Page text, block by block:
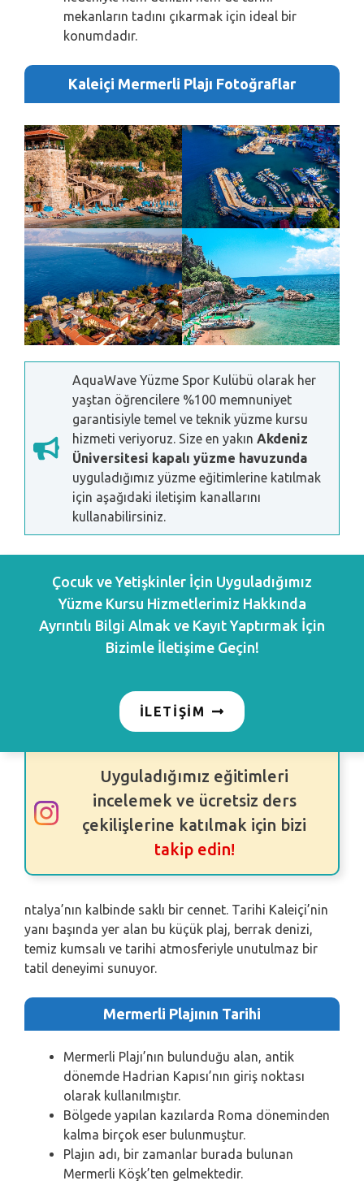
mekanların tadını çıkarmak için ideal bir
konumdadır.
Kaleiçi Mermerli Plajı Fotoğraflar
AquaWave Yüzme Spor Kulübü olarak her
yaştan öğrencilere %100 memnuniyet
garantisiyle temel ve teknik yüzme kursu
hizmeti veriyoruz. Size en yakın Akdeniz
Üniversitesi kapalı yüzme havuzunda
uyguladığımız yüzme eğitimlerine katılmak
için aşağıdaki iletişim kanallarını
kullanabilirsiniz.
Çocuk ve Yetişkinler İçin Uyguladığımız
Yüzme Kursu Hizmetlerimiz Hakkında
Ayrıntılı Bilgi Almak ve Kayıt Yaptırmak İçin
Bizimle İletişime Geçin!
İLETİŞİM
Uyguladığımız eğitimleri
incelemek ve ücretsiz ders
çekilişlerine katılmak için bizi
takip edin!
ntalya’nın kalbinde saklı bir cennet. Tarihi Kaleiçi’nin
yanı başında yer alan bu küçük plaj, berrak denizi,
temiz kumsalı ve tarihi atmosferiyle unutulmaz bir
tatil deneyimi sunuyor.
Mermerli Plajının Tarihi
Mermerli Plajı’nın bulunduğu alan, antik
dönemde Hadrian Kapısı’nın giriş noktası
olarak kullanılmıştır.
Bölgede yapılan kazılarda Roma döneminden
kalma birçok eser bulunmuştur.
Plajın adı, bir zamanlar burada bulunan
Mermerli Köşk’ten gelmektedir.